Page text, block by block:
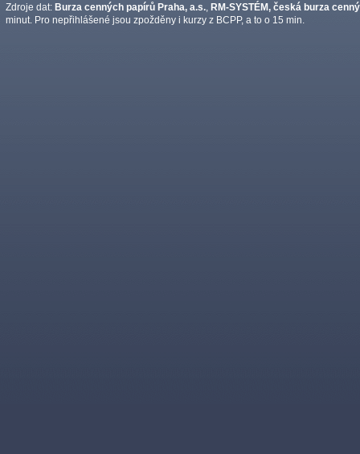
Zdroje dat: Burza cenných papírů Praha, a.s. RM-SYSTÉM, česká burza
minut. Pro nepřihlášené jsou zpožděny i kurzy z BCPP, a to o 15 min.